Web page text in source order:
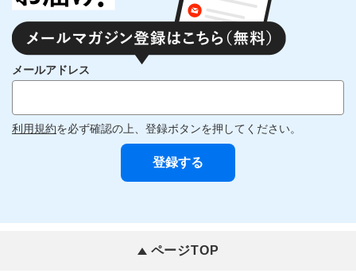
メールアドレス
利用規約を必ず確認の上、登録ボタンを押してください。
ページTOP